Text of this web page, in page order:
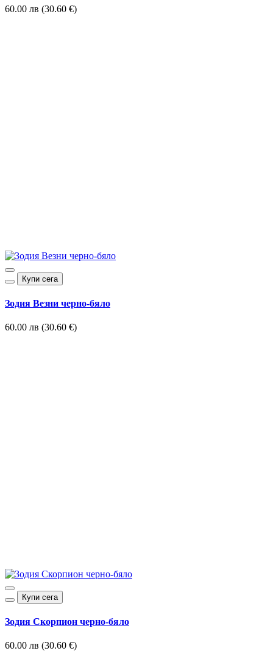
60.00 лв (30.60 €)
Купи сега
Зодия Везни черно-бяло
60.00 лв (30.60 €)
Купи сега
Зодия Скорпион черно-бяло
60.00 лв (30.60 €)